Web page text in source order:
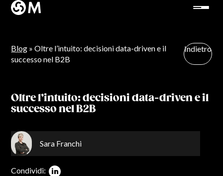
Blog » Oltre l’intuito: decisioni data-driven e il
successo nel B2B
Indietro
Oltre l’intuito: decisioni data-driven e il
successo nel B2B
Sara Franchi
Condividi: